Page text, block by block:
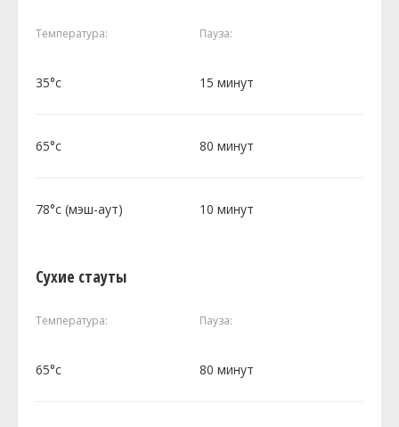
Температура: Пауза:
35°c 15 минут
65°c 80 минут
78°c (мэш-аут) 10 минут
Сухие стауты
Температура: Пауза:
65°c 80 минут